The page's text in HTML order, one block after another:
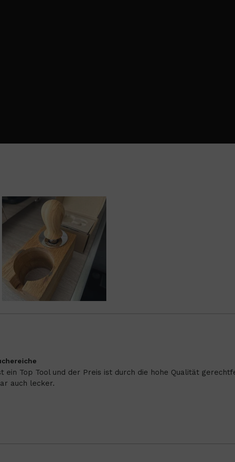
ein Top Tool und der Preis ist durch die hohe Qualität
auch lecker.